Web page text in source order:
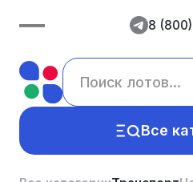
8
Все